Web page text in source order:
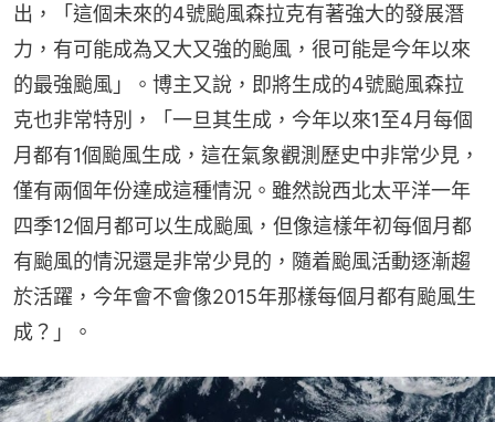
出，「這個未來的4號颱風森拉克有著強大的發展潛
力，有可能成為又大又強的颱風，很可能是今年以來
的最強颱風」。博主又說，即將生成的4號颱風森拉
克也非常特別，「一旦其生成，今年以來1至4月每個
月都有1個颱風生成，這在氣象觀測歷史中非常少見，
僅有兩個年份達成這種情況。雖然說西北太平洋一年
四季12個月都可以生成颱風，但像這樣年初每個月都
有颱風的情況還是非常少見的，隨着颱風活動逐漸趨
於活躍，今年會不會像2015年那樣每個月都有颱風生
成？」。